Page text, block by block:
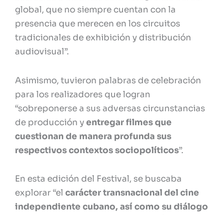
global, que no siempre cuentan con la
presencia que merecen en los circuitos
tradicionales de exhibición y distribución
audiovisual”.
Asimismo, tuvieron palabras de celebración
para los realizadores que logran
“sobreponerse a sus adversas circunstancias
de producción yentregar filmes que
cuestionan de manera profunda sus
respectivos contextos sociopolíticos”.
En esta edición del Festival, se buscaba
explorar “el carácter transnacional del cine
independiente cubano, así como su diálogo